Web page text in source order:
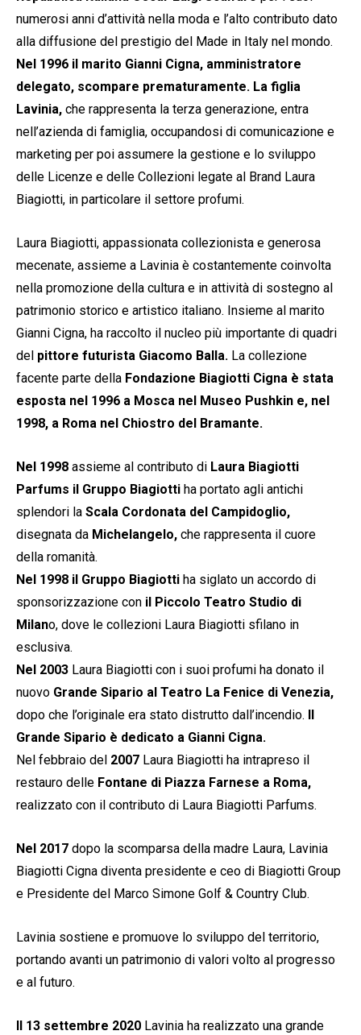
numerosi anni d’attività nella moda e l’alto contributo dato
alla diffusione del prestigio del Made in Italy nel mondo.
Nel 1996 il marito Gianni Cigna, amministratore
delegato, scompare prematuramente. La figlia
Lavinia, che rappresenta la terza generazione, entra
nell’azienda di famiglia, occupandosi di comunicazione e
marketing per poi assumere la gestione e lo sviluppo
delle Licenze e delle Collezioni legate al Brand Laura
Biagiotti, in particolare il settore profumi.
Laura Biagiotti, appassionata collezionista e generosa
mecenate, assieme a Lavinia è costantemente coinvolta
nella promozione della cultura e in attività di sostegno al
patrimonio storico e artistico italiano. Insieme al marito
Gianni Cigna, ha raccolto il nucleo più importante di quadri
del pittore futurista Giacomo Balla. La collezione
facente parte della Fondazione Biagiotti Cigna è stata
esposta nel 1996 a Mosca nel Museo Pushkin e, nel
1998, a Roma nel Chiostro del Bramante.
Nel 1998 assieme al contributo di Laura Biagiotti
Parfums il Gruppo Biagiotti ha portato agli antichi
splendori la Scala Cordonata del Campidoglio,
disegnata da Michelangelo, che rappresenta il cuore
della romanità.
Nel 1998 il Gruppo Biagiotti ha siglato un accordo di
sponsorizzazione con il Piccolo Teatro Studio di
Milano, dove le collezioni Laura Biagiotti sfilano in
esclusiva.
Nel 2003 Laura Biagiotti con i suoi profumi ha donato il
nuovo Grande Sipario al Teatro La Fenice di Venezia,
dopo che l’originale era stato distrutto dall’incendio.
Grande Sipario è dedicato a Gianni Cigna.
Nel febbraio del 2007 Laura Biagiotti ha intrapreso il
restauro delle Fontane di Piazza Farnese a Roma,
realizzato con il contributo di Laura Biagiotti Parfums.
Nel 2017 dopo la scomparsa della madre Laura, Lavinia
Biagiotti Cigna diventa presidente e ceo di Biagiotti Group
e Presidente del Marco Simone Golf & Country Club.
Lavinia sostiene e promuove lo sviluppo del territorio,
portando avanti un patrimonio di valori volto al progresso
e al futuro.
Il 13 settembre 2020 Lavinia ha realizzato una grande